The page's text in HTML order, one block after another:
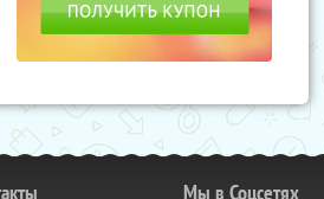
Мы в Соцсетях